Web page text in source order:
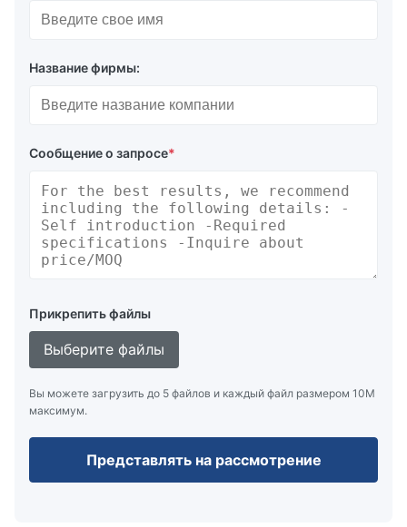
Название фирмы:
Сообщение о запросе*
Прикрепить файлы
Выберите файлы
Вы можете загрузить до 5 файлов и каждый файл размером 10M
максимум.
Представлять на рассмотрение